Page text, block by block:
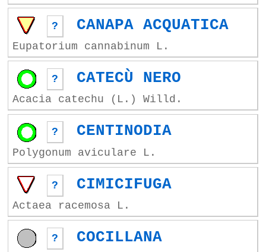
? CANAPA ACQUATICA
Eupatorium cannabinum L.
? CATECÙ NERO
Acacia catechu (L.) Willd.
? CENTINODIA
Polygonum aviculare L.
? CIMICIFUGA
Actaea racemosa L.
? COCILLANA